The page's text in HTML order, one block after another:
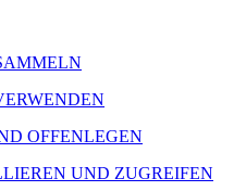
OFFENLEGEN
UND ZUGREIFEN